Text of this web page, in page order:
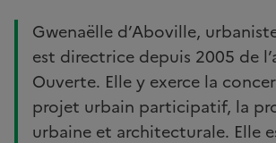
Gwenaëlle d’Aboville,
est directrice depuis 2005 de
Ouverte. Elle y exerce la
projet urbain participatif, la
urbaine et architecturale. Elle